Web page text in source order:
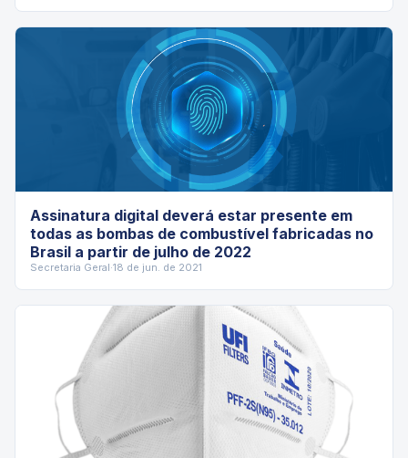
Assinatura digital deverá estar presente em
todas as bombas de combustível fabricadas no
Brasil a partir de julho de 2022
Secretaria Geral·18 de jun. de 2021